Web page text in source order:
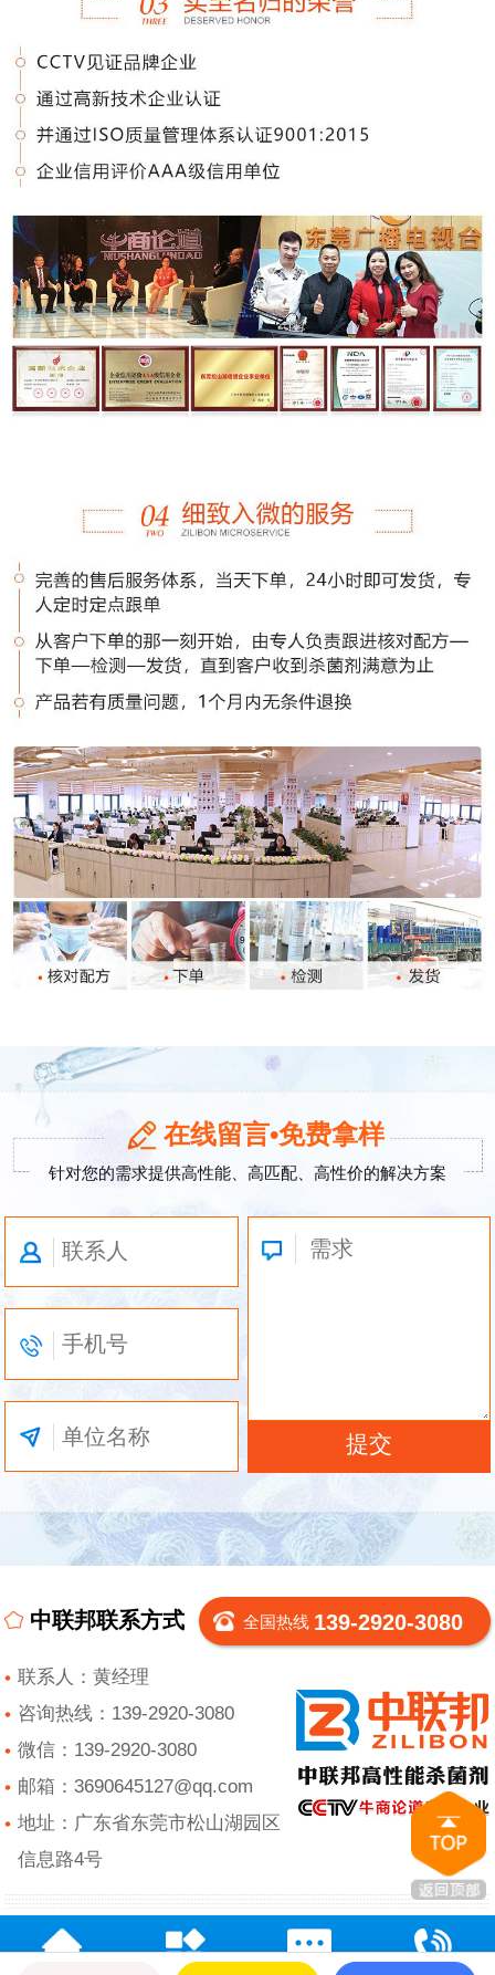
在线留言•免费拿样
针对您的需求提供高性能、高匹配、高性价的解决方案
中联邦联系方式 全国热线 139-2920-3080
联系人：黄经理
咨询热线：139-2920-3080
微信：139-2920-3080
邮箱：3690645127@qq.com
地址：广东省东莞市松山湖园区
信息路4号